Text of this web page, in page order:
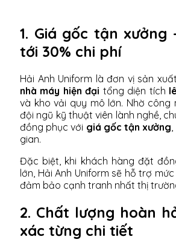
1. Giá gốc tận xưởng
tới 30% chi phí
Hải Anh Uniform là đơn vị sản
nhà máy hiện đại tổng diện tích
và kho vải quy mô lớn. Nhờ công
đội ngũ kỹ thuật viên lành nghề,
đồng phục với giá gốc tận xưởng
gian.
Đặc biệt, khi khách hàng đặt
lớn, Hải Anh Uniform sẽ hỗ trợ
đảm bảo cạnh tranh nhất thị
2. Chất lượng hoàn
xác từng chi tiết